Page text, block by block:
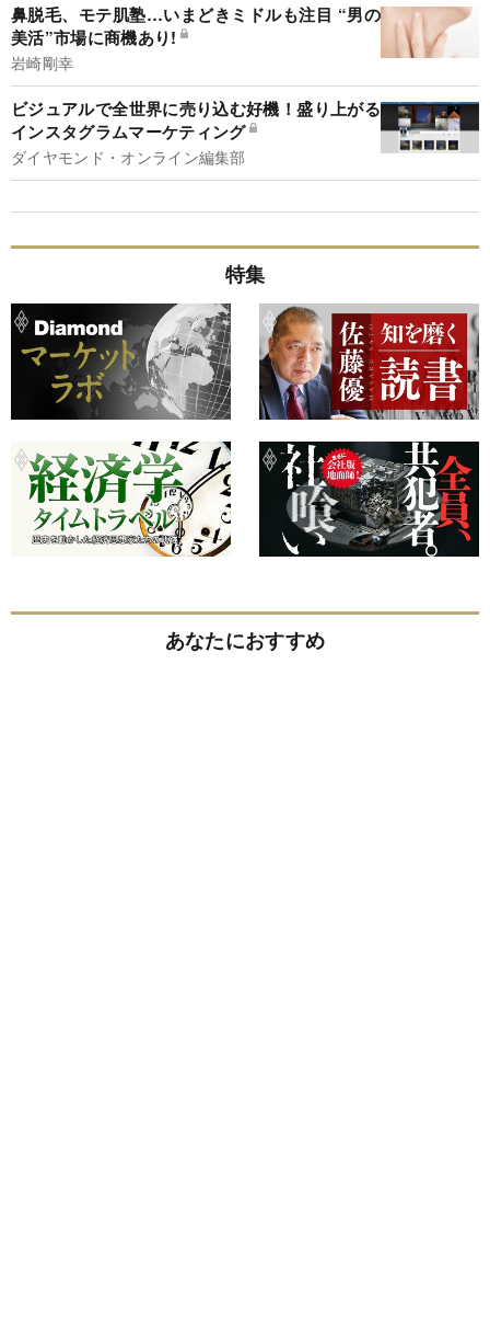
鼻脱毛、モテ肌塾…いまどきミドルも注目 “男の
美活”市場に商機あり!
岩崎剛幸
ビジュアルで全世界に売り込む好機！盛り上がる
インスタグラムマーケティング
ダイヤモンド・オンライン編集部
特集
あなたにおすすめ